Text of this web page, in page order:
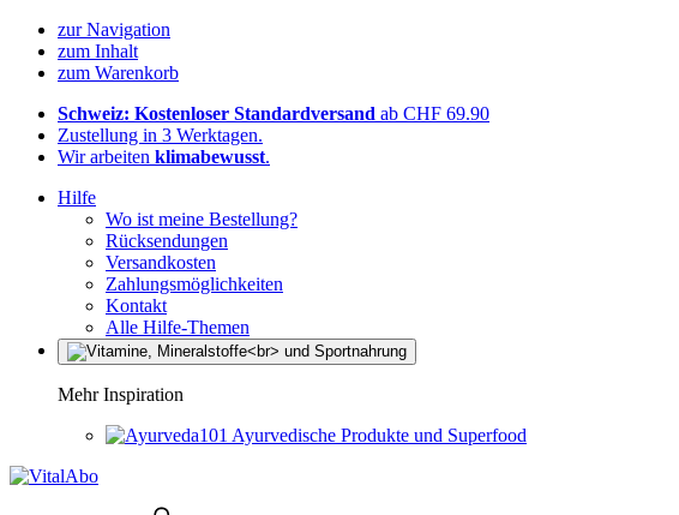
zur Navigation
zum Inhalt
zum Warenkorb
Schweiz: Kostenloser Standardversand ab CHF 69.90
Zustellung in 3 Werktagen.
Wir arbeiten klimabewusst.
Hilfe
Wo ist meine Bestellung?
Rücksendungen
Versandkosten
Zahlungsmöglichkeiten
Kontakt
Alle Hilfe-Themen
Mehr Inspiration
Ayurvedische Produkte und Superfood